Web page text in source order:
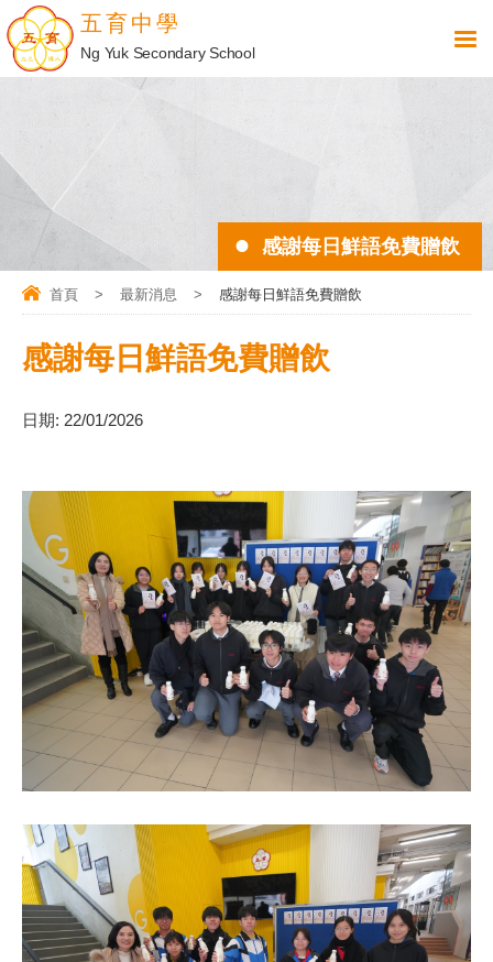
五育中學
Ng Yuk Secondary School
感謝每日鮮語免費贈飲
首頁 > 最新消息 > 感謝每日鮮語免費贈飲
感謝每日鮮語免費贈飲
日期: 22/01/2026